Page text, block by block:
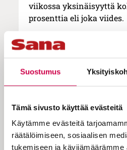
Suostumus
Tämä sivusto käyttää evästeitä
Käytämme evästeitä
räätälöimiseen, sosiaalisen
tukemiseen ja
viikossa yksinäisyyttä
prosenttia eli joka viides.
tutkimuksessa joskus
kerran viikossa 19
Yksinäisyyden
Eniten yksinäisyyttä oli
joiden tilanteessa
heikko taloustilanne ja